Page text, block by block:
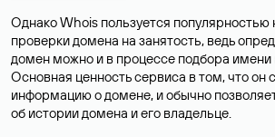
Однако Whois пользуется популярностью
проверки домена на занятость, ведь
домен можно и в процессе подбора имени
Основная ценность сервиса в том, что он
информацию о домене, и обычно
об истории домена и его владельце.